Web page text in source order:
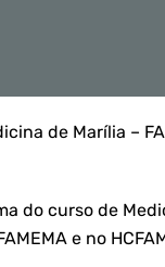
de Marília –
do curso de
e no